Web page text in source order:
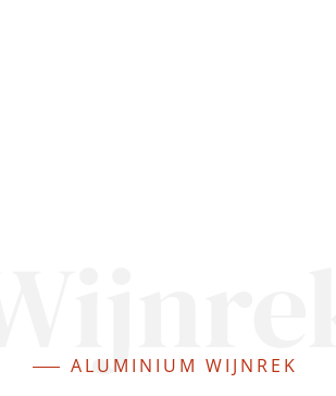
ALUMINIUM WIJNREK